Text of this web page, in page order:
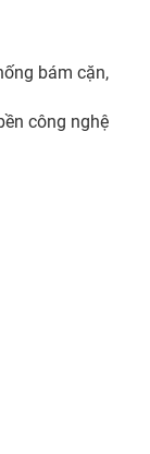
bám cặn,
công nghệ